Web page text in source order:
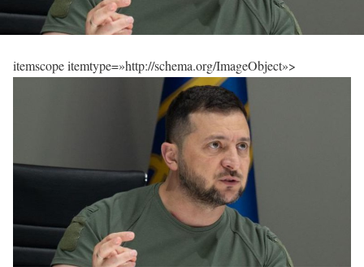
itemscope itemtype=»http://schema.org/ImageObject»>